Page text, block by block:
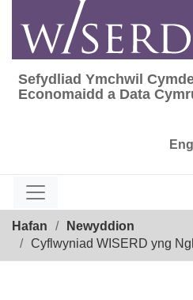
content
Sefydliad Ymchwil
Sefydliad Ymchwil
Economaidd a Data
Hafan
Newyddion
Cyflwyniad WISERD yng